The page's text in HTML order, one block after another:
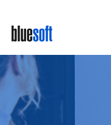
main
content